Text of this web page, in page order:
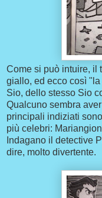
Come si può intuire, il
giallo, ed ecco così
Sio, dello stesso Sio
Qualcuno sembra
principali indiziati
più celebri:
Indagano il detective
dire, molto divertente.